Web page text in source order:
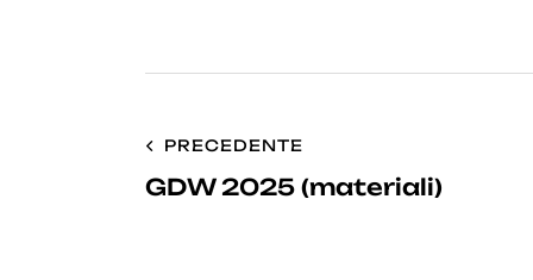
PRECEDENTE
GDW 2025 (materiali)